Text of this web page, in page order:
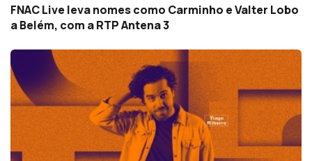
FNAC Live leva nomes como Carminho e Valter Lobo
a Belém, com a RTP Antena 3